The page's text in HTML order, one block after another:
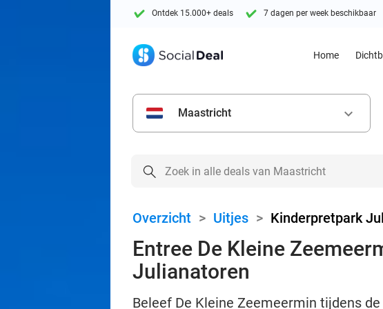
Ontdek 15.000+ deals 7 dagen per week beschikbaar
Home
Maastricht keyboard_arrow_down
Overzicht > Uitjes > Kinderpretpark
Entree De Kleine
Julianatoren
Beleef De Kleine Zeemeermin tijdens